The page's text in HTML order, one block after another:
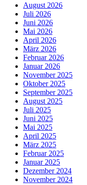
August 2026
Juli 2026
Juni 2026
Mai 2026
April 2026
März 2026
Februar 2026
Januar 2026
November 2025
Oktober 2025
September 2025
August 2025
Juli 2025
Juni 2025
Mai 2025
April 2025
März 2025
Februar 2025
Januar 2025
Dezember 2024
November 2024